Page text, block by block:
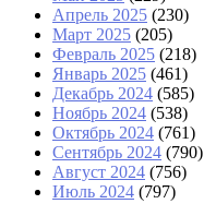
Апрель 2025 (230)
Март 2025 (205)
Февраль 2025 (218)
Январь 2025 (461)
Декабрь 2024 (585)
Ноябрь 2024 (538)
Октябрь 2024 (761)
Сентябрь 2024 (790)
Август 2024 (756)
Июль 2024 (797)